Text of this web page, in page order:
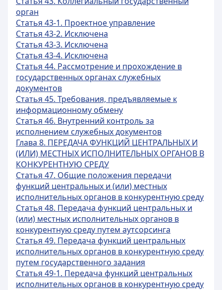
орган
Статья 43-1. Проектное управление
Статья 43-2. Исключена
Статья 43-3. Исключена
Статья 43-4. Исключена
Статья 44. Рассмотрение и прохождение в
государственных органах служебных
документов
Статья 45. Требования, предъявляемые к
информационному обмену
Статья 46. Внутренний контроль за
исполнением служебных документов
Глава 8. ПЕРЕДАЧА ФУНКЦИЙ ЦЕНТРАЛЬНЫХ И
(ИЛИ) МЕСТНЫХ ИСПОЛНИТЕЛЬНЫХ ОРГАНОВ В
КОНКУРЕНТНУЮ СРЕДУ
Статья 47. Общие положения передачи
функций центральных и (или) местных
исполнительных органов в конкурентную среду
Статья 48. Передача функций центральных и
(или) местных исполнительных органов в
конкурентную среду путем аутсорсинга
Статья 49. Передача функций центральных
исполнительных органов в конкурентную среду
путем государственного задания
Статья 49-1. Передача функций центральных
исполнительных органов в конкурентную среду